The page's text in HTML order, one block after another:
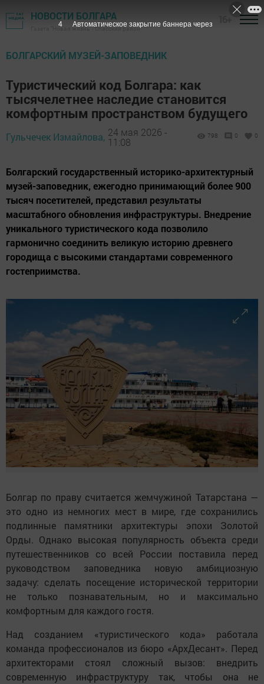
НОВОСТИ БОЛГАРА
Газета "Новая жизнь" - Спасский район
БОЛГАРСКИЙ МУЗЕЙ-ЗАПОВЕДНИК
Туристический код Болгара: как
тысячелетнее наследие становится
комфортным пространством будущего
Гульчечек Измайлова, 24 мая 2026 -
11:08
798 0 0
Болгарский государственный историко-архитектурный
музей-заповедник, ежегодно принимающий более 900
тысяч посетителей, представил результаты
масштабного обновления инфраструктуры. Внедрение
уникального туристического кода позволило
гармонично соединить великую историю древнего
городища с высокими стандартами современного
гостеприимства.
Болгар по праву считается жемчужиной Татарстана —
это одно из немногих мест в мире, где сохранились
подлинные памятники архитектуры эпохи Золотой
Орды. Однако высокая популярность объекта среди
путешественников со всей России поставила перед
руководством заповедника новую амбициозную
задачу: сделать посещение исторической территории
не только познавательным, но и максимально
комфортным для каждого гостя.
Над созданием «туристического кода» работала
команда профессионалов из бюро «АрхДесант». Перед
архитекторами стоял сложный вызов: внедрить
современную инфраструктуру так, чтобы она не
3 Автоматическое закрытие баннера через